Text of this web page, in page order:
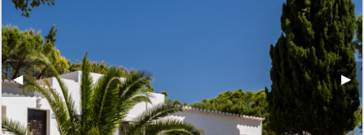
▶︎
◀︎